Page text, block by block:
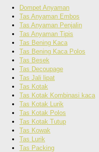
Dompet Anyaman
Tas Anyaman Embos
Tas Anyaman Penjalin
Tas Anyaman Tipis
Tas Bening Kaca
Tas Bening Kaca Polos
Tas Besek
Tas Decoupage
Tas Jali lipat
Tas Kotak
Tas Kotak Kombinasi kaca
Tas Kotak Lurik
Tas Kotak Polos
Tas Kotak Tutup
Tas Kowak
Tas Lurik
Tas Packing